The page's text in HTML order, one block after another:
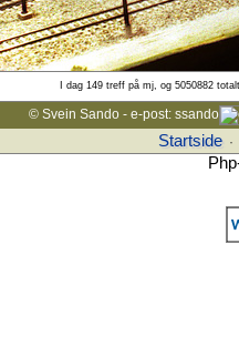
I dag 149 treff på mj, og 5050882
© Svein Sando - e-post: ssando
Startside ·